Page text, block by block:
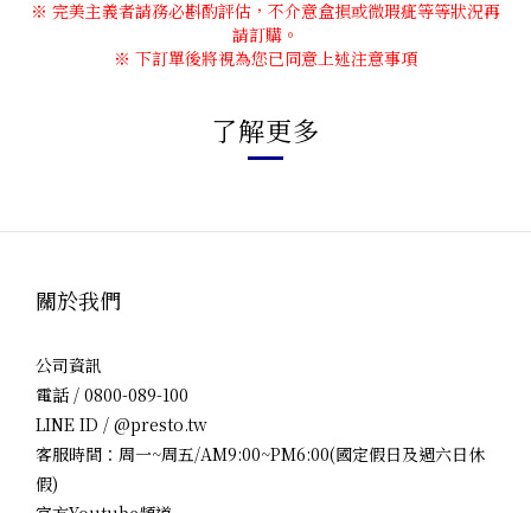
※ 完美主義者請務必斟酌評估，不介意盒損或微瑕疵等等狀況再
請訂購。
※ 下訂單後將視為您已同意上述注意事項
了解更多
關於我們
公司資訊
電話 / 0800-089-100
LINE ID / @presto.tw
客服時間：周一~周五/AM9:00~PM6:00(國定假日及週六日休
假)